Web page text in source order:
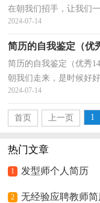
在朝我们招手，让我们
怎么写一份精彩的简历
2024-07-14
简历的自我鉴定（优
简历的自我鉴定（优秀
朝我们走来，是时候好
才不会千篇一律呢？下
2024-07-14
首页 上一页 1
热门文章
1 发型师个人简历
2 无经验应聘教师